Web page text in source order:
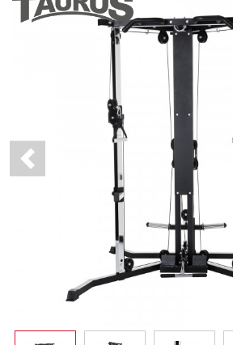
Previous